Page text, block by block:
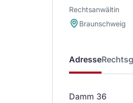
Rechtsanwältin
Braunschweig
Adresse
Damm 36